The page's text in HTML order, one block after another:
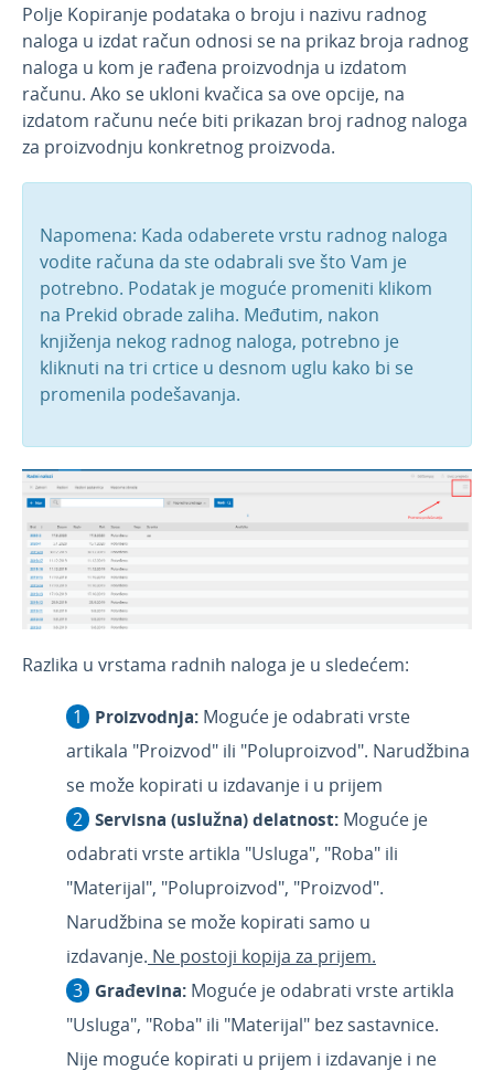
Novosti 2022
Novosti 2021
Novosti 2020
Decembar 2020
Novembar 2020
Avgust 2020
Maj 2020.
Napredna pretraga bruto bilans-zaglavlje
Prikaz po različitim mernim jedinicama na
štampi otpremnice
Naziv radnog naloga
Zbirovi po državama u izdatim računima
Radni nalozi
Mart 2020.
Februar 2020
Korisnici i njihova prava
API - programska aplikacija
Webinar, e-book i blog
Polje Kopiranje podataka o broju i nazivu radnog
naloga u izdat račun odnosi se na prikaz broja radnog
naloga u kom je rađena proizvodnja u izdatom
računu. Ako se ukloni kvačica sa ove opcije, na
izdatom računu neće biti prikazan broj radnog naloga
za proizvodnju konkretnog proizvoda.
Napomena: Kada odaberete vrstu radnog naloga
vodite računa da ste odabrali sve što Vam je
potrebno. Podatak je moguće promeniti klikom
na Prekid obrade zaliha. Međutim, nakon
knjiženja nekog radnog naloga, potrebno je
kliknuti na tri crtice u desnom uglu kako bi se
promenila podešavanja.
Razlika u vrstama radnih naloga je u sledećem:
Proizvodnja: Moguće je odabrati vrste
artikala "Proizvod" ili "Poluproizvod". Narudžbina
se može kopirati u izdavanje i u prijem
Servisna (uslužna) delatnost: Moguće je
odabrati vrste artikla "Usluga", "Roba" ili
"Materijal", "Poluproizvod", "Proizvod".
Narudžbina se može kopirati samo u
izdavanje. Ne postoji kopija za prijem.
Građevina: Moguće je odabrati vrste artikla
"Usluga", "Roba" ili "Materijal" bez sastavnice.
Nije moguće kopirati u prijem i izdavanje i ne